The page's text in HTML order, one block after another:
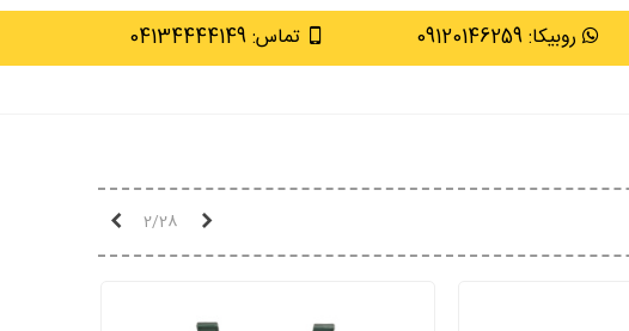
روبیکا: 09120146259 تماس: 04134444149
قبلی2/28